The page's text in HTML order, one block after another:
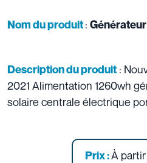
Nom du produit:
Description du produit :
2021 Alimentation 1260wh
solaire centrale électrique
Prix :À